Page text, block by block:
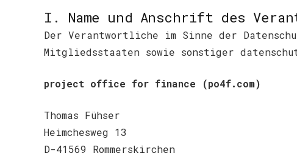
I. Name und Anschrift des
Der Verantwortliche im Sinne der
Mitgliedsstaaten sowie sonstiger
project office for finance (po4f.com)
Thomas Fühser
Heimchesweg 13
D-41569 Rommerskirchen